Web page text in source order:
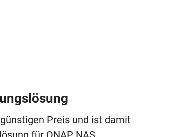
Preis und ist damit
für QNAP NAS.